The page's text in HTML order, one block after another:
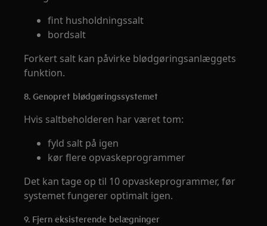
fint husholdningssalt
bordsalt
Forkert salt kan påvirke blødgøringsanlæggets
funktion.
8. Genopret blødgøringssystemet
Hvis saltbeholderen har været tom:
fyld salt på igen
kør flere opvaskeprogrammer
Det kan tage op til 10 opvaskeprogrammer, før
systemet fungerer optimalt igen.
9. Fjern eksisterende belægninger